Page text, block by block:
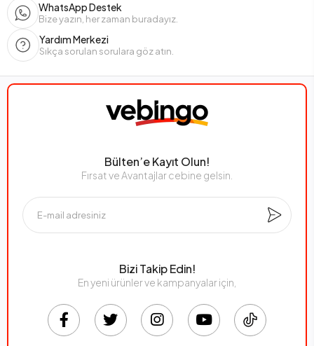
WhatsApp Destek
Bize yazın, her zaman buradayız.
Yardım Merkezi
Sıkça sorulan sorulara göz atın.
Bülten’e Kayıt Olun!
Fırsat ve Avantajlar cebine gelsin.
Bizi Takip Edin!
En yeni ürünler ve kampanyalar için,